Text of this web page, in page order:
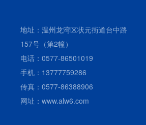
地址：温州龙湾区状元街道台中路
157号（第2幢）
电话：0577-86501019
手机：13777759286
传真：0577-86388906
网址：www.alw6.com